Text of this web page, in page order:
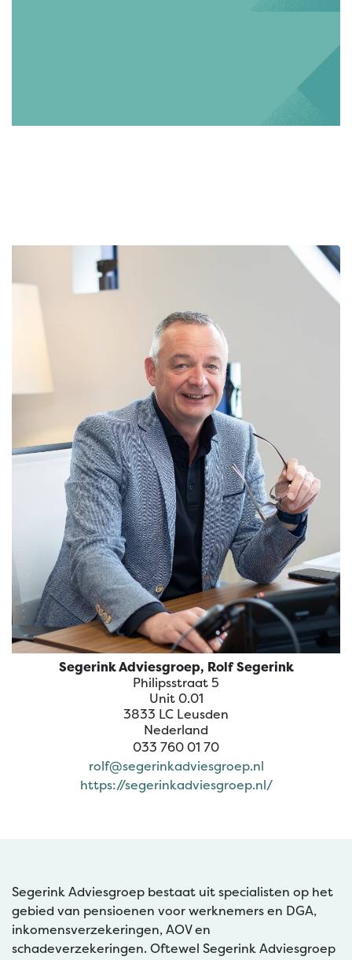
Rolf Segerink - Segerink
Adviesgroep
Segerink Adviesgroep, Rolf Segerink
Philipsstraat 5
Unit 0.01
3833 LC Leusden
Nederland
033 760 01 70
rolf@segerinkadviesgroep.nl
https://segerinkadviesgroep.nl/
Segerink Adviesgroep bestaat uit specialisten op het
gebied van pensioenen voor werknemers en DGA,
inkomensverzekeringen, AOV en
schadeverzekeringen. Oftewel Segerink Adviesgroep